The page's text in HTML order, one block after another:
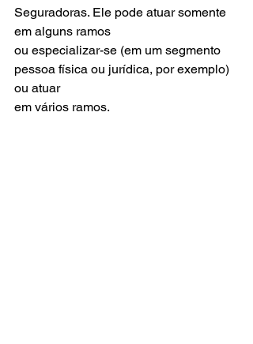
Seguradoras. Ele pode atuar somente
em alguns ramos
ou especializar-se (em um segmento
pessoa física ou jurídica, por exemplo)
ou atuar
em vários ramos.